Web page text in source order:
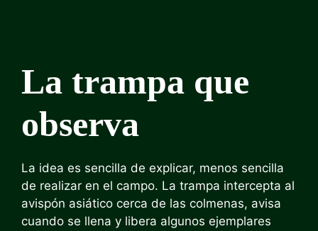
La trampa que
observa
La idea es sencilla de explicar, menos sencilla
de realizar en el campo. La trampa intercepta al
avispón asiático cerca de las colmenas, avisa
cuando se llena y libera algunos ejemplares